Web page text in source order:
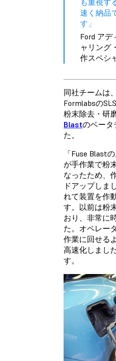
速く納品
す」
Ford アデ
ャリング
作スペシ
同社チームは
Formlabsの
粉末除去・研
Blastのベータ
た。
「Fuse Blast
が手作業で粉
なったため、
ドアップしま
れて装置を作
す。以前は粉
おり、非常に
た。オペレー
作業に回せる
高速化しまし
す。